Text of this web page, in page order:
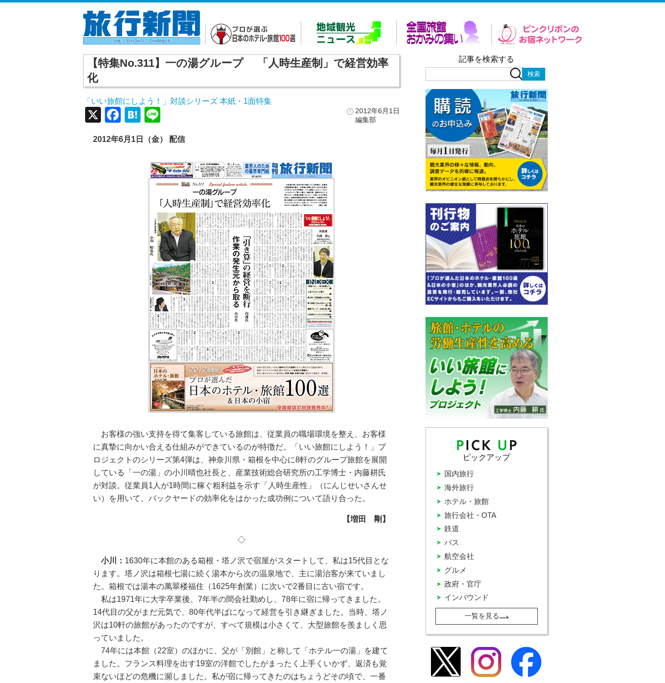
【特集No.311】一の湯グループ 「人時生産制」で経営効率
化
「いい旅館にしよう！」対談シリーズ ,本紙・1面特集
2012年6月1日
編集部
X Facebook
Hatena
2012年6月1日（金） 配信
お客様の強い支持を得て集客している旅館は、従業員の職場環境を整え、お客様
に真摯に向かい合える仕組みができているのが特徴だ。「いい旅館にしよう！」プ
ロジェクトのシリーズ第4弾は、神奈川県・箱根を中心に8軒のグループ旅館を展開
している「一の湯」の小川晴也社長と、産業技術総合研究所の工学博士・内藤耕氏
が対談。従業員1人が1時間に稼ぐ粗利益を示す「人時生産性」（にんじせいさんせ
い）を用いて、バックヤードの効率化をはかった成功例について語り合った。
【増田 剛】
◇
小川： 1630年に本館のある箱根・塔ノ沢で宿屋がスタートして、私は15代目とな
ります。塔ノ沢は箱根七湯に続く湯本から次の温泉地で、主に湯治客が来ていまし
た。箱根では湯本の萬翠楼福住（1625年創業）に次いで2番目に古い宿です。
私は1971年に大学卒業後、7年半の間会社勤めし、78年に宿に帰ってきました。
14代目の父がまだ元気で、80年代半ばになって経営を引き継ぎました。当時、塔ノ
沢は10軒の旅館があったのですが、すべて規模は小さくて、大型旅館を羨ましく思
っていました。
74年には本館（22室）のほかに、父が「別館」と称して「ホテル一の湯」を建て
ました。フランス料理を出す19室の洋館でしたがまったく上手くいかず、返済も覚
束ないほどの危機に瀕しました。私が宿に帰ってきたのはちょうどその頃で、一番
記事を検索する
ピックアップ
インバウンド
グルメ
バス
ホテル・旅館
国内旅行
政府・官庁
旅行会社・OTA
海外旅行
航空会社
鉄道
一覧を見る